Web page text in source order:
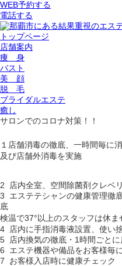
WEB予約する
電話する
トップページ
店舗案内
痩 身
バスト
美 顔
脱 毛
ブライダルエステ
癒し
サロンでのコロナ対策！！
１店舗消毒の徹底、一時間毎に
及び店舗外消毒を実施
2 店内全室、空間除菌剤クレベ
3 エステテシャンの健康管理徹
底
検温で37°以上のスタッフは休ま
4 店内に手指消毒液設置、使い
5 店内換気の徹底・1時間ごと
6 エステ機器や備品をお客様毎
7 お客様入店時に健康チェック